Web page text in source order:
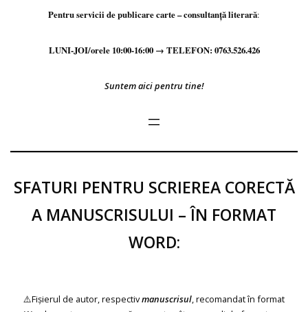
Pentru servicii de publicare carte – consultanță literară:
LUNI-JOI/orele 10:00-16:00 → TELEFON: 0763.526.426
Suntem aici pentru tine!
SFATURI PENTRU SCRIEREA CORECTĂ
A MANUSCRISULUI – ÎN FORMAT
WORD:
⚠️Fișierul de autor, respectivmanuscrisul, recomandat în format